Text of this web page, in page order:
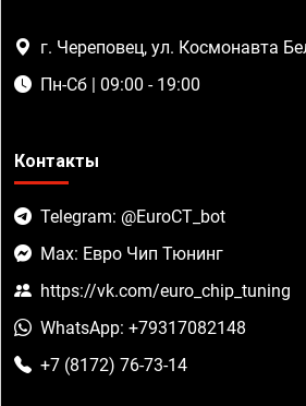
г. Череповец, ул. Космонавта
Пн-Сб | 09:00 - 19:00
Контакты
Telegram: @EuroCT_bot
Max: Евро Чип Тюнинг
https://vk.com/euro_chip_tuning
WhatsApp: +79317082148
+7 (8172) 76-73-14